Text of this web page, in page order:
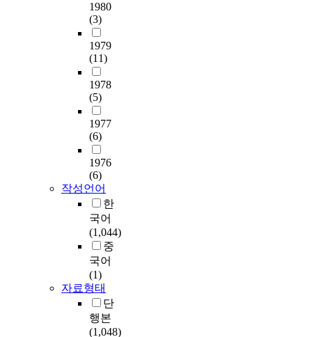
1980
(3)
1979
(11)
1978
(5)
1977
(6)
1976
(6)
작성언어
한
국어
(1,044)
중
국어
(1)
자료형태
단
행본
(1,048)